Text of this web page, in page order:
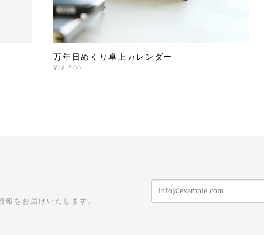
万年日めくり卓上カレンダー
¥18,700
報をお届けいたします。